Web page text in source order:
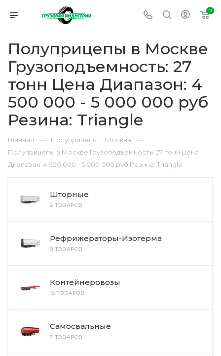
0
Полуприцепы в Москве
Грузоподъемность: 27
тонн Цена Диапазон: 4
500 000 - 5 000 000 руб
Резина: Triangle
Главная — Полуприцепы г. Москва —
Полуприцепы в Москве Грузоподъемность: 27 тонн Цена
Диапазон: 4 500 000 - 5 000 000 руб Резина: Triangle
Шторные
8 ТОВАРОВ
Рефрижераторы-Изотерма
9 ТОВАРОВ
Контейнеровозы
15 ТОВАРОВ
Самосвальные
7 ТОВАРОВ